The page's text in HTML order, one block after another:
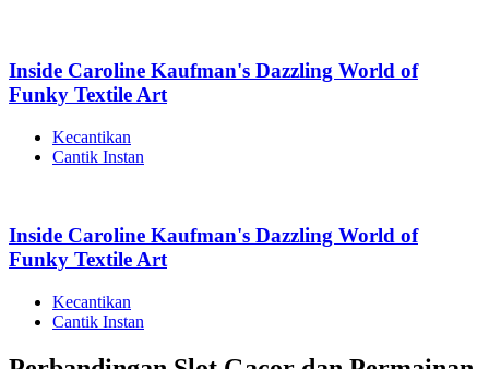
Inside Caroline Kaufman's Dazzling World of
Funky Textile Art
Kecantikan
Cantik Instan
Inside Caroline Kaufman's Dazzling World of
Funky Textile Art
Kecantikan
Cantik Instan